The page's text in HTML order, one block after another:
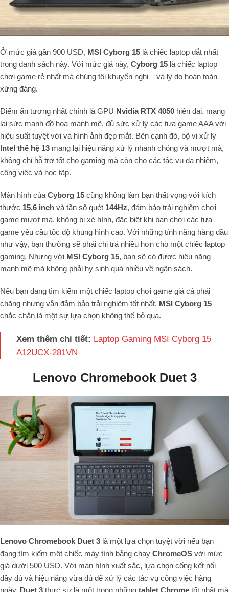
Ở mức giá gần 900 USD, MSI Cyborg 15 là chiếc laptop đắt nhất
trong danh sách này. Với mức giá này, Cyborg 15 là chiếc laptop
chơi game rẻ nhất mà chúng tôi khuyến nghị – và lý do hoàn toàn
xứng đáng.
Điểm ấn tượng nhất chính là GPU Nvidia RTX 4050 hiện đại, mang
lại sức mạnh đồ họa mạnh mẽ, đủ sức xử lý các tựa game AAA với
hiệu suất tuyệt vời và hình ảnh đẹp mắt. Bên cạnh đó, bộ vi xử lý
Intel thế hệ 13 mang lại hiệu năng xử lý nhanh chóng và mượt mà,
không chỉ hỗ trợ tốt cho gaming mà còn cho các tác vụ đa nhiệm,
công việc và học tập.
Màn hình của Cyborg 15 cũng không làm bạn thất vọng với kích
thước 15,6 inch và tần số quét 144Hz, đảm bảo trải nghiệm chơi
game mượt mà, không bị xé hình, đặc biệt khi bạn chơi các tựa
game yêu cầu tốc độ khung hình cao. Với những tính năng hàng đầu
như vậy, bạn thường sẽ phải chi trả nhiều hơn cho một chiếc laptop
gaming. Nhưng với MSI Cyborg 15, bạn sẽ có được hiệu năng
mạnh mẽ mà không phải hy sinh quá nhiều về ngân sách.
Nếu bạn đang tìm kiếm một chiếc laptop chơi game giá cả phải
chăng nhưng vẫn đảm bảo trải nghiệm tốt nhất, MSI Cyborg 15
chắc chắn là một sự lựa chọn không thể bỏ qua.
Xem thêm chi tiết: Laptop Gaming MSI Cyborg 15
A12UCX-281VN
Lenovo Chromebook Duet 3
Lenovo Chromebook Duet 3 là một lựa chọn tuyệt vời nếu bạn
đang tìm kiếm một chiếc máy tính bảng chạy ChromeOS với mức
giá dưới 500 USD. Với màn hình xuất sắc, lựa chọn cổng kết nối
đầy đủ và hiệu năng vừa đủ để xử lý các tác vụ công việc hàng